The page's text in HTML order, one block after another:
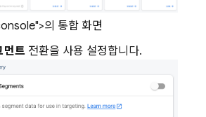
의 통합 화면
먼트 전환을 사용 설정합니다.